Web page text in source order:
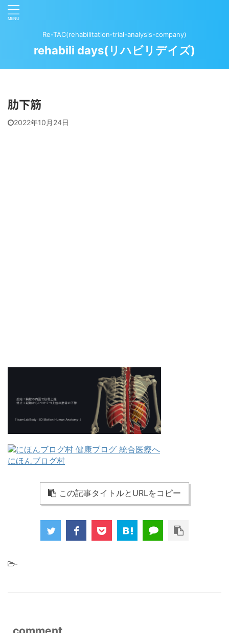
Re-TAC(rehabilitation‐trial-analysis-company)
rehabili days(リハビリデイズ)
肋下筋
2022年10月24日
にほんブログ村
この記事タイトルとURLをコピー
-